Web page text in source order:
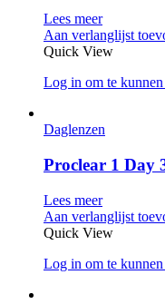
Lees meer
Aan verlanglijst
Quick View
Log in om te kunnen
Daglenzen
Proclear 1 Day
Lees meer
Aan verlanglijst
Quick View
Log in om te kunnen